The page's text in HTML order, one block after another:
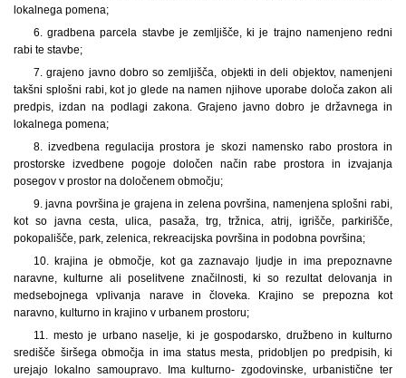
lokalnega pomena;
6. gradbena parcela stavbe je zemljišče, ki je trajno namenjeno redni
rabi te stavbe;
7. grajeno javno dobro so zemljišča, objekti in deli objektov, namenjeni
takšni splošni rabi, kot jo glede na namen njihove uporabe določa zakon ali
predpis, izdan na podlagi zakona. Grajeno javno dobro je državnega in
lokalnega pomena;
8. izvedbena regulacija prostora je skozi namensko rabo prostora in
prostorske izvedbene pogoje določen način rabe prostora in izvajanja
posegov v prostor na določenem območju;
9. javna površina je grajena in zelena površina, namenjena splošni rabi,
kot so javna cesta, ulica, pasaža, trg, tržnica, atrij, igrišče, parkirišče,
pokopališče, park, zelenica, rekreacijska površina in podobna površina;
10. krajina je območje, kot ga zaznavajo ljudje in ima prepoznavne
naravne, kulturne ali poselitvene značilnosti, ki so rezultat delovanja in
medsebojnega vplivanja narave in človeka. Krajino se prepozna kot
naravno, kulturno in krajino v urbanem prostoru;
11. mesto je urbano naselje, ki je gospodarsko, družbeno in kulturno
središče širšega območja in ima status mesta, pridobljen po predpisih, ki
urejajo lokalno samoupravo. Ima kulturno- zgodovinske, urbanistične ter